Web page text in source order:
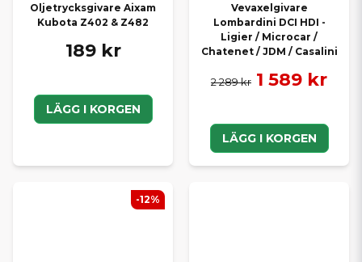
Oljetrycksgivare Aixam
Kubota Z402 & Z482
189 kr
LÄGG I KORGEN
Vevaxelgivare
Lombardini DCI HDI -
Ligier / Microcar /
Chatenet / JDM / Casalini
2 289 kr 1 589 kr
LÄGG I KORGEN
-12%